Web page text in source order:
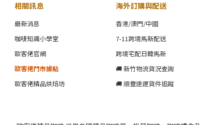
相關訊息
最新消息
咖啡知識小學堂
歐客佬官網
歐客佬門市據點
歐客佬精品烘焙坊
海外訂購與配送
香港/澳門/中國
7-11跨境馬新配送
跨境宅配日韓馬新
🚚 新竹物流貨況查詢
🚚 順豐速運貨件追蹤